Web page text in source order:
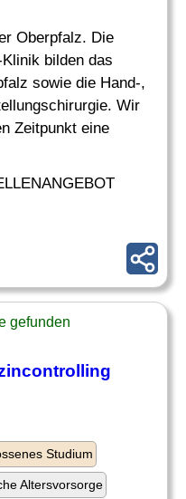
Oberpfalz. Die
bilden das
sowie die Hand-,
Wir
Zeitpunkt eine
gefunden
Studium
Altersvorsorge